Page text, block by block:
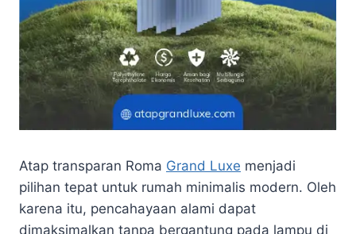
Atap transparan Roma Grand Luxe menjadi
pilihan tepat untuk rumah minimalis modern. Oleh
karena itu, pencahayaan alami dapat
dimaksimalkan tanpa bergantung pada lampu di